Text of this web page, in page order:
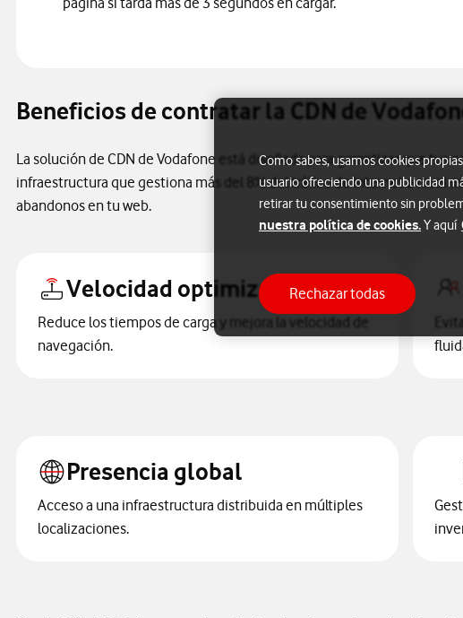
Beneficios de contratar la CDN de
La solución de CDN de Vodafone está diseñada para garantizar que
infraestructura que gestiona más del 8% del tráfico de Internet a nivel
abandonos en tu web.
Velocidad optimizada
Reduce los tiempos de carga y mejora la velocidad de
navegación.
Presencia global
Acceso a una infraestructura distribuida en múltiples
localizaciones.
Como sabes, usamos cookies
usuario ofreciendo una publicidad
retirar tu consentimiento sin
nuestra política de cookies.Y aquí
Rechazar todas